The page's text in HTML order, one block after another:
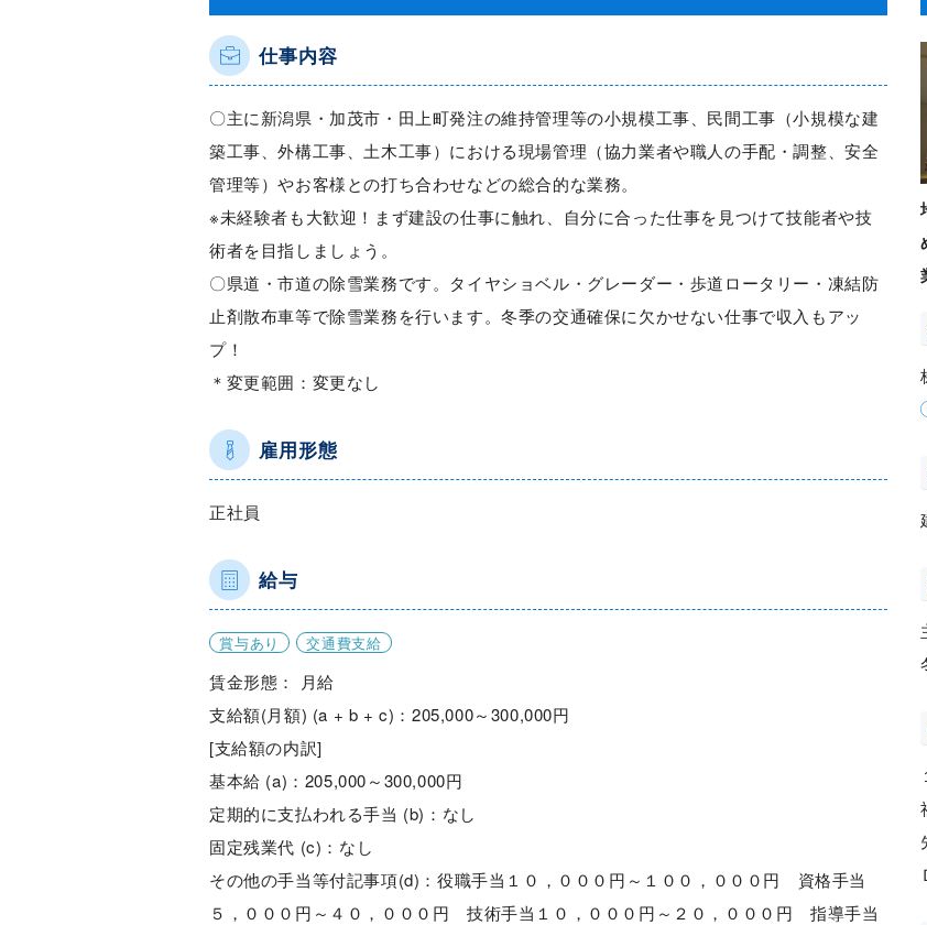
仕事内容
〇主に新潟県・加茂市・田上町発注の維持管理等の小規模工事、民間工事（小規模な建
築工事、外構工事、土木工事）における現場管理（協力業者や職人の手配・調整、安全
管理等）やお客様との打ち合わせなどの総合的な業務。
※未経験者も大歓迎！まず建設の仕事に触れ、自分に合った仕事を見つけて技能者や技
術者を目指しましょう。
〇県道・市道の除雪業務です。タイヤショベル・グレーダー・歩道ロータリー・凍結防
止剤散布車等で除雪業務を行います。冬季の交通確保に欠かせない仕事で収入もアッ
プ！
＊変更範囲：変更なし
雇用形態
正社員
給与
賞与あり 交通費支給
賃金形態： 月給
支給額(月額) (a + b + c)：205,000～300,000円
[支給額の内訳]
基本給 (a)：205,000～300,000円
定期的に支払われる手当 (b)：なし
固定残業代 (c)：なし
その他の手当等付記事項(d)：役職手当１０，０００円～１００，０００円 資格手当
５，０００円～４０，０００円 技術手当１０，０００円～２０，０００円 指導手当